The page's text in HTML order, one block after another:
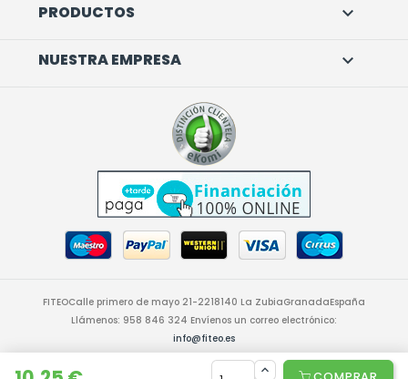
PRODUCTOS 
NUESTRA EMPRESA 
FITEOCalle primero de mayo 21-2218140 La ZubiaGranadaEspaña
Llámenos: 958 846 324 Envíenos un correo electrónico:
info@fiteo.es
© 2026 - Software Ecommerce desarrollado por PrestaShop™